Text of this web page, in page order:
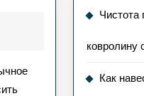
навести
порядок
в
Чистота
ковролину
Как